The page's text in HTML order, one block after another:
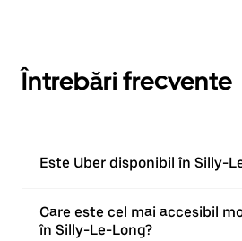
Întrebări frecvente
Este Uber disponibil în Silly-
Care este cel mai accesibil
în Silly-Le-Long?